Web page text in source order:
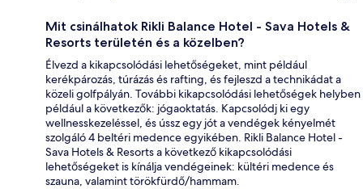
Mit csinálhatok Rikli Balance Hotel - Sava Hotels &
Resorts területén és a közelben?
Élvezd a kikapcsolódási lehetőségeket, mint például
kerékpározás, túrázás és rafting, és fejleszd a technikádat a
közeli golfpályán. További kikapcsolódási lehetőségek helyben
például a következők: jógaoktatás. Kapcsolódj ki egy
wellnesskezeléssel, és ússz egy jót a vendégek kényelmét
szolgáló 4 beltéri medence egyikében. Rikli Balance Hotel -
Sava Hotels & Resorts a következő kikapcsolódási
lehetőségeket is kínálja vendégeinek: kültéri medence és
szauna, valamint törökfürdő/hammam.